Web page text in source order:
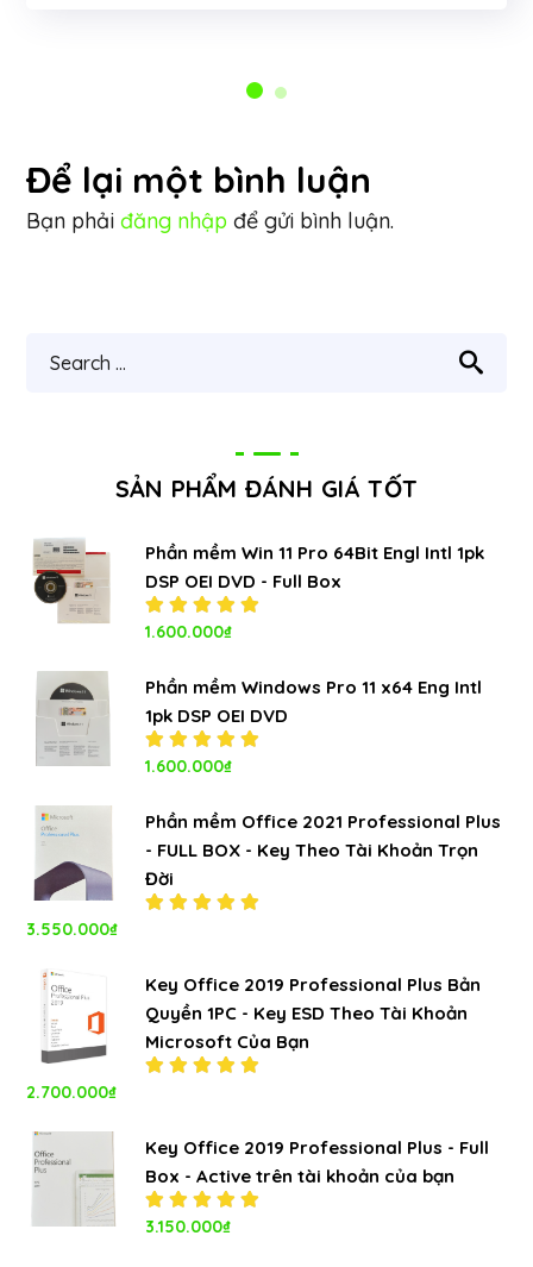
Để lại một bình luận
Bạn phảiđăng nhập để gửi bình luận.
SẢN PHẨM ĐÁNH GIÁ TỐT
Phần mềm Win 11 Pro 64Bit Engl Intl 1pk
DSP OEI DVD - Full Box
Được xếp
sao
1.600.000₫
Phần mềm Windows Pro 11 x64 Eng Intl
1pk DSP OEI DVD
Được xếp
sao
1.600.000₫
Phần mềm Office 2021 Professional Plus
- FULL BOX - Key Theo Tài Khoản Trọn
Đời
sao
3.550.000₫
Key Office 2019 Professional Plus Bản
Quyền 1PC - Key ESD Theo Tài Khoản
Microsoft Của Bạn
sao
2.700.000₫
Key Office 2019 Professional Plus - Full
Box - Active trên tài khoản của bạn
Được xếp
3.150.000₫